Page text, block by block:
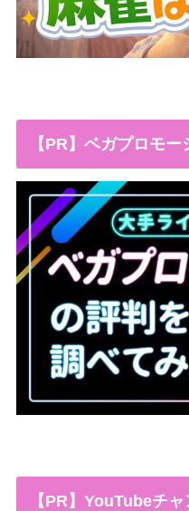
【PR】ベガプロモ
【PR】YouTubeチ